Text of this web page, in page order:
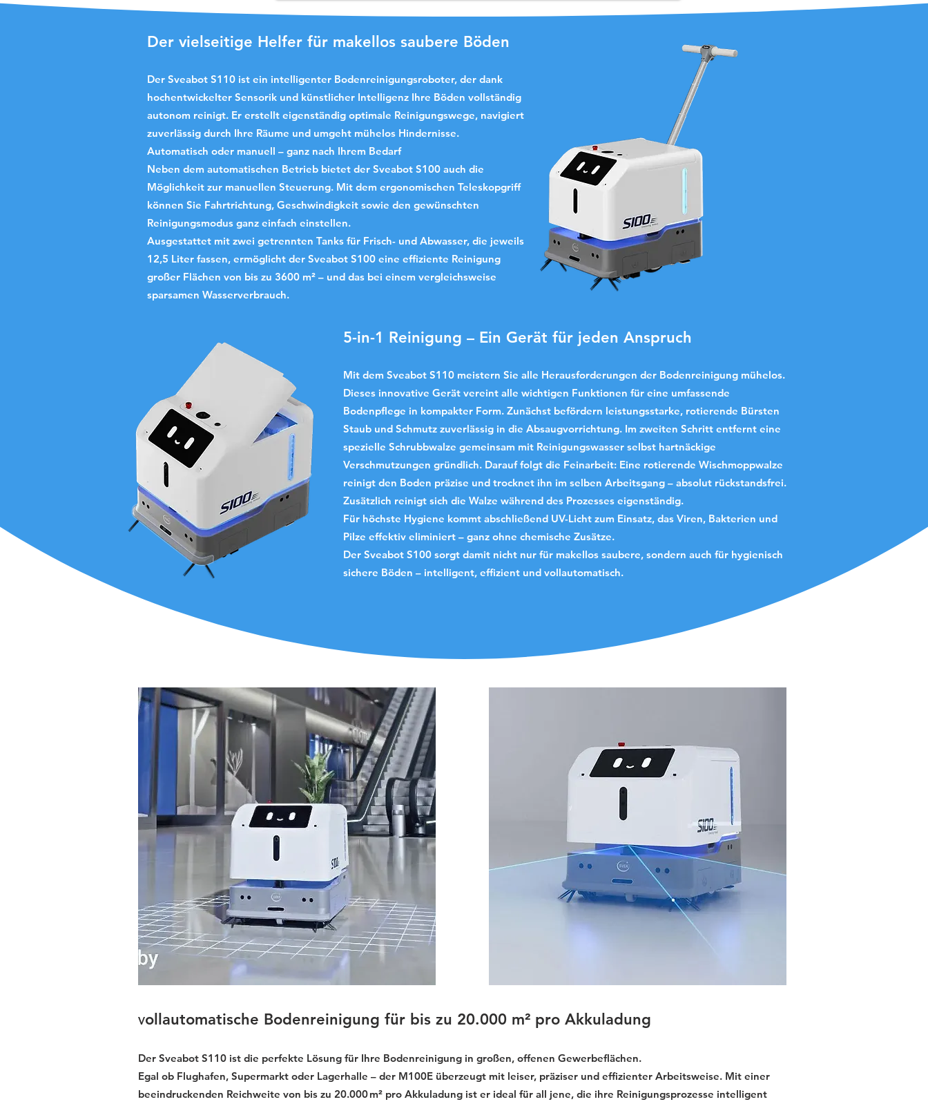
Der vielseitige Helfer für makellos saubere Böden
Der Sveabot S110 ist ein intelligenter Bodenreinigungsroboter, der dank
hochentwickelter Sensorik und künstlicher Intelligenz Ihre Böden vollständig
autonom reinigt. Er erstellt eigenständig optimale Reinigungswege, navigiert
zuverlässig durch Ihre Räume und umgeht mühelos Hindernisse.
Automatisch oder manuell – ganz nach Ihrem Bedarf
Neben dem automatischen Betrieb bietet der Sveabot S100 auch die
Möglichkeit zur manuellen Steuerung. Mit dem ergonomischen Teleskopgriff
können Sie Fahrtrichtung, Geschwindigkeit sowie den gewünschten
Reinigungsmodus ganz einfach einstellen.
Ausgestattet mit zwei getrennten Tanks für Frisch- und Abwasser, die jeweils
12,5 Liter fassen, ermöglicht der Sveabot S100 eine effiziente Reinigung
großer Flächen von bis zu 3600 m² – und das bei einem vergleichsweise
sparsamen Wasserverbrauch.
5-in-1 Reinigung – Ein Gerät für jeden Anspruch
Mit dem Sveabot S110 meistern Sie alle Herausforderungen der Bodenreinigung mühelos.
Dieses innovative Gerät vereint alle wichtigen Funktionen für eine umfassende
Bodenpflege in kompakter Form. Zunächst befördern leistungsstarke, rotierende Bürsten
Staub und Schmutz zuverlässig in die Absaugvorrichtung. Im zweiten Schritt entfernt eine
spezielle Schrubbwalze gemeinsam mit Reinigungswasser selbst hartnäckige
Verschmutzungen gründlich. Darauf folgt die Feinarbeit: Eine rotierende Wischmoppwalze
reinigt den Boden präzise und trocknet ihn im selben Arbeitsgang – absolut rückstandsfrei.
Zusätzlich reinigt sich die Walze während des Prozesses eigenständig.
Für höchste Hygiene kommt abschließend UV-Licht zum Einsatz, das Viren, Bakterien und
Pilze effektiv eliminiert – ganz ohne chemische Zusätze.
Der Sveabot S100 sorgt damit nicht nur für makellos saubere, sondern auch für hygienisch
sichere Böden – intelligent, effizient und vollautomatisch.
Vollautomatische Bodenreinigung für bis zu 20.000 m² pro Akkuladung
Der Sveabot S110 ist die perfekte Lösung für Ihre Bodenreinigung in großen, offenen Gewerbeflächen.
Egal ob Flughafen, Supermarkt oder Lagerhalle – der M100E überzeugt mit leiser, präziser und effizienter Arbeitsweise. Mit einer
beeindruckenden Reichweite von bis zu 20.000 m² pro Akkuladung ist er ideal für all jene, die ihre Reinigungsprozesse intelligent